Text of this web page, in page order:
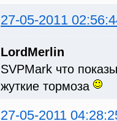
27-05-2011
LordMerlin
SVPMark что
жуткие тормоза
27-05-2011